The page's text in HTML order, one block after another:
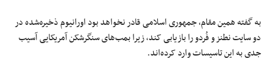
به گفته همین مقام، جمهوری اسلامی قادر نخواهد بود اورانیوم ذخیره‌شده در
دو سایت نطنز و فُردو را بازیابی کند، زیرا بمب‌های سنگرشکن آمریکایی آسیب
جدی به این تاسیسات وارد کرده‌اند.